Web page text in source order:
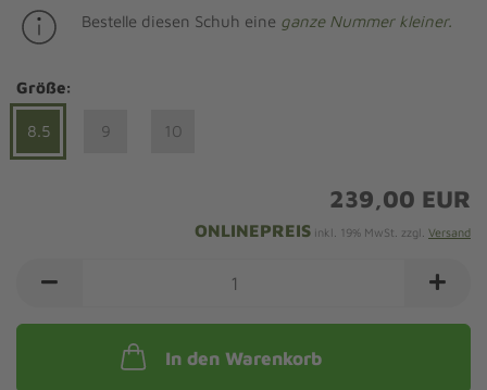
Bestelle diesen Schuh eine ganze Nummer kleiner.
Größe:
8.5 9 10
239,00 EUR
ONLINEPREIS inkl. 19% MwSt. zzgl. Versand
In den Warenkorb